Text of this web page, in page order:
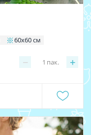
60х60 см
− +
1 пак.